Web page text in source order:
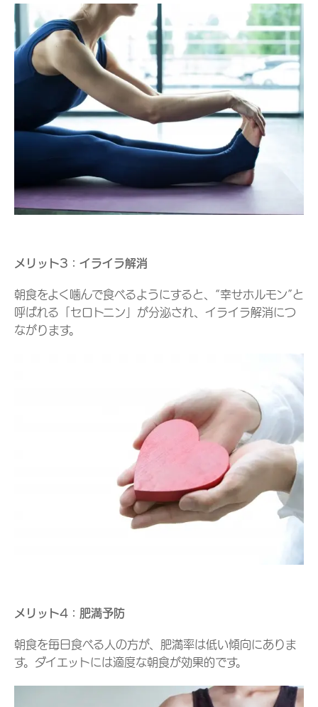
メリット3：イライラ解消
朝食をよく噛んで食べるようにすると、“幸せホルモン”と
呼ばれる「セロトニン」が分泌され、イライラ解消につ
ながります。
メリット4：肥満予防
朝食を毎日食べる人の方が、肥満率は低い傾向にありま
す。ダイエットには適度な朝食が効果的です。